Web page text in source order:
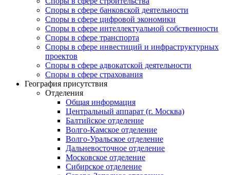
Споры в сфере банковской деятельности
Споры в сфере цифровой экономики
Споры в сфере интеллектуальной собственности
Споры в сфере транспорта
Cпоры в сфере инвестиций и инфраструктурных
проектов
Споры в сфере адвокатской деятельности
Споры в сфере страхования
География присутствия
Отделения
Общая информация
Центральный аппарат (г. Москва)
Балтийское отделение
Волго-Камское отделение
Волго-Уральское отделение
Дальневосточное отделение
Московское отделение
Сибирское отделение